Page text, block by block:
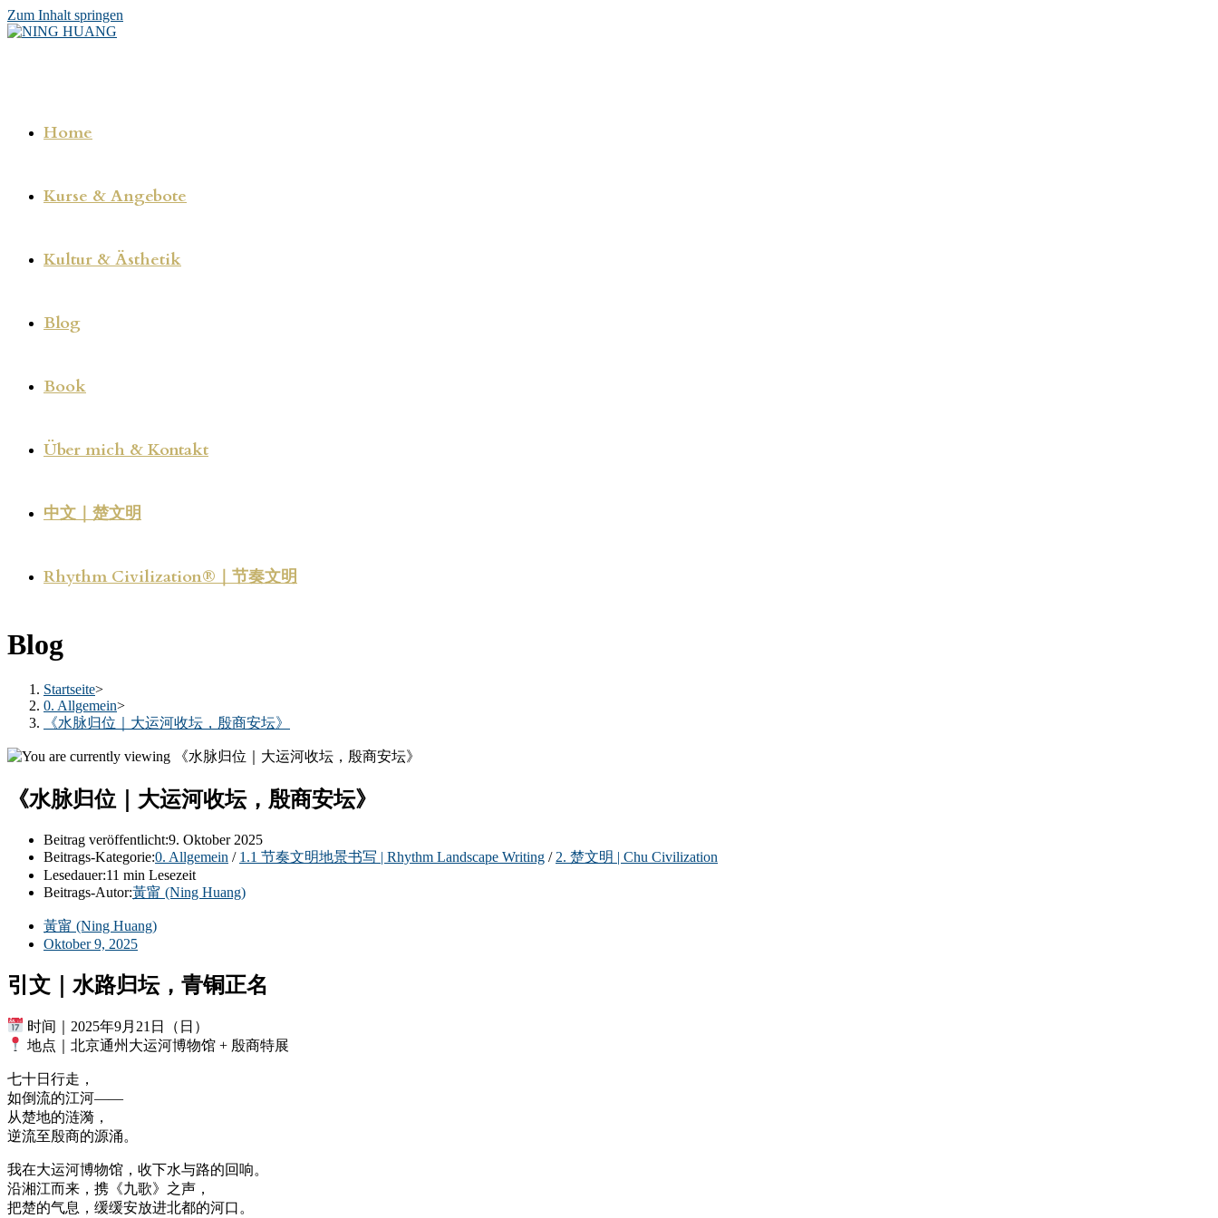
Zum Inhalt springen
Home
Kurse & Angebote
Kultur & Ästhetik
Blog
Book
Über mich & Kontakt
中文｜楚文明
Rhythm Civilization®｜节奏文明
Blog
Startseite>
0. Allgemein>
《水脉归位｜大运河收坛，殷商安坛》
《水脉归位｜大运河收坛，殷商安坛》
Beitrag veröffentlicht:9. Oktober 2025
Beitrags-Kategorie:0. Allgemein / 1.1 节奏文明地景书写 | Rhythm Landscape Writing / 2. 楚文明 | Chu Civilization
Lesedauer:11 min Lesezeit
Beitrags-Autor:黃甯 (Ning Huang)
黃甯 (Ning Huang)
Oktober 9, 2025
引文｜水路归坛，青铜正名
时间｜2025年9月21日（日）
地点｜北京通州大运河博物馆 + 殷商特展
七十日行走，
如倒流的江河——
从楚地的涟漪，
逆流至殷商的源涌。
我在大运河博物馆，收下水与路的回响。
沿湘江而来，携《九歌》之声，
把楚的气息，缓缓安放进北都的河口。